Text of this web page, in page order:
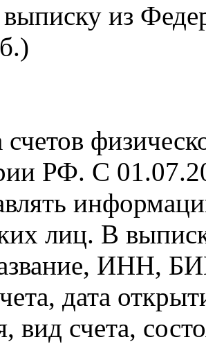
выписку из
РФ. С
лиц. В
ИНН,
дата
вид счета,